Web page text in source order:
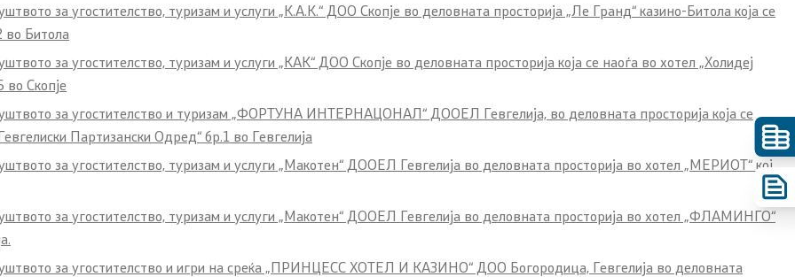
за угостителство, туризам и услуги „К.А.К.“ ДОО Скопје во деловната просторија „Ле Гранд“ казино-Битола која се
во Битола
за угостителство, туризам и услуги „КАК“ ДОО Скопје во деловната просторија која се наоѓа во хотел „Холидеј
во Скопје
за угостителство и туризам „ФОРТУНА ИНТЕРНАЦОНАЛ“ ДООЕЛ Гевгелија, во деловната просторија која се
Партизански Одред“ бр.1 во Гевгелија
за угостителство, туризам и услуги „Макотен“ ДООЕЛ Гевгелија во деловната просторија во хотел „МЕРИОТ“ кој
за угостителство, туризам и услуги „Макотен“ ДООЕЛ Гевгелија во деловната просторија во хотел „ФЛАМИНГО“
за угостителство и игри на среќа „ПРИНЦЕСС ХОТЕЛ И КАЗИНО“ ДОО Богородица, Гевгелија во деловната